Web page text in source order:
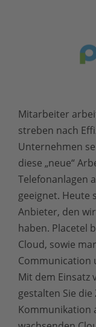
Mitarbeiter
streben nach
Unternehmen
diese „neue“
Telefonanlagen
geeignet. Heute
Anbieter, den
haben. Placetel
Cloud, sowie
Communication
Mit dem Einsatz
gestalten Sie
Kommunikation